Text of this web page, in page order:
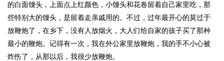
的白面馒头，上面点上红颜色，小馒头和花卷留着自己家里吃，那
些特别大的馒头，是留着走亲戚用的。不过，过年最开心的莫过于
放鞭炮了，在乡下，没有人放烟火，大人们给自家的孩子买了那种
最小的鞭炮。记得有一次，我在外公家里放鞭炮，我的手不小心被
炸伤了，从那以后，我很少放鞭炮。